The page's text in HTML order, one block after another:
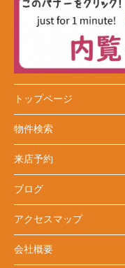
トップページ
物件検索
来店予約
ブログ
アクセスマップ
会社概要